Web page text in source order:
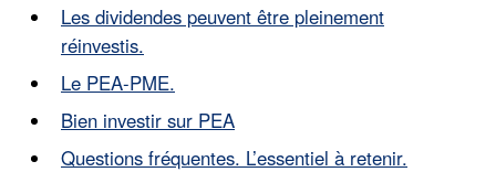
Les dividendes peuvent être pleinement
réinvestis.
Le PEA-PME.
Bien investir sur PEA
Questions fréquentes. L’essentiel à retenir.